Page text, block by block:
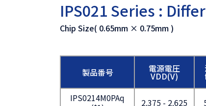
IPS021 Series :
Chip Size( 0.65mm × 0.75mm )
製品番号 電源電圧
VDD(V)
IPS0214M0PAq
2.375 - 2.625